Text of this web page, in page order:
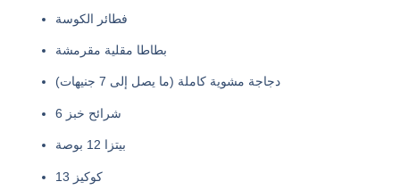
فطائر الكوسة
بطاطا مقلية مقرمشة